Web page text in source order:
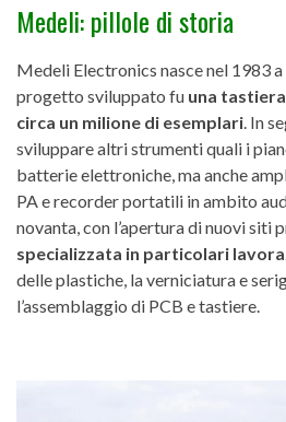
Medeli: pillole di storia
Medeli Electronics nasce nel 1983
progetto sviluppato fu una
circa un milione di esemplari. In
sviluppare altri strumenti quali i
batterie elettroniche, ma anche
PA e recorder portatili in ambito
novanta, con l’apertura di nuovi siti
specializzata in particolari
delle plastiche, la verniciatura e
l’assemblaggio di PCB e tastiere.